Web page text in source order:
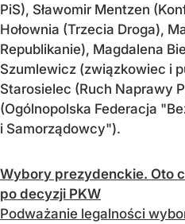
PiS), Sławomir Mentzen
Hołownia (Trzecia Droga),
Republikanie), Magdalena
Szumlewicz (związkowiec i
Starosielec (Ruch Naprawy
(Ogólnopolska Federacja
i Samorządowcy").
Wybory prezydenckie. Oto
po decyzji PKW
Podważanie legalności